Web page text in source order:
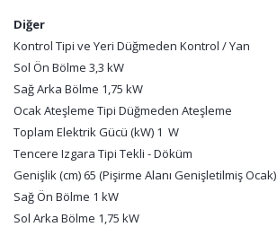
Diğer
Kontrol Tipi ve Yeri Düğmeden Kontrol / Yan
Sol Ön Bölme 3,3 kW
Sağ Arka Bölme 1,75 kW
Ocak Ateşleme Tipi Düğmeden Ateşleme
Toplam Elektrik Gücü (kW) 1 W
Tencere Izgara Tipi Tekli - Döküm
Genişlik (cm) 65 (Pişirme Alanı Genişletilmiş Ocak)
Sağ Ön Bölme 1 kW
Sol Arka Bölme 1,75 kW